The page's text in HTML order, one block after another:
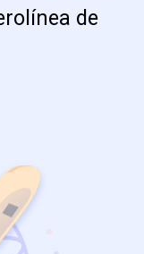
de